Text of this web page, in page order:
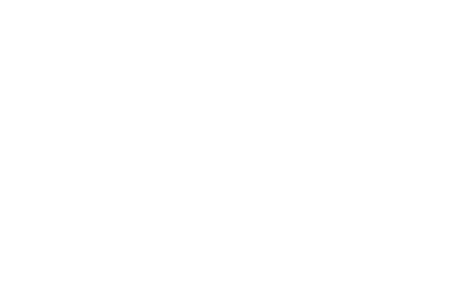
um amigo
o autor da receita
receita? Compartilhe